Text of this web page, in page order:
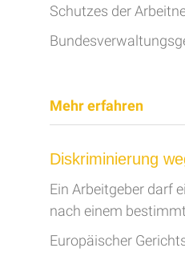
Schutzes der
Mehr erfahren
Diskriminierung
Ein Arbeitgeber darf
nach einem
Europäischer